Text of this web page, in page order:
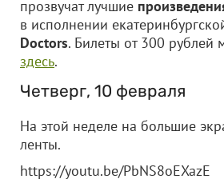
прозвучат лучшие
в исполнении
Doctors. Билеты от 300 рублей
здесь.
Четверг, 10 февраля
На этой неделе на большие
ленты.
https://youtu.be/PbNS8oEXazE